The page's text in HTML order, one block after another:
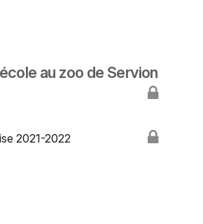
au zoo de Servion
2021-2022